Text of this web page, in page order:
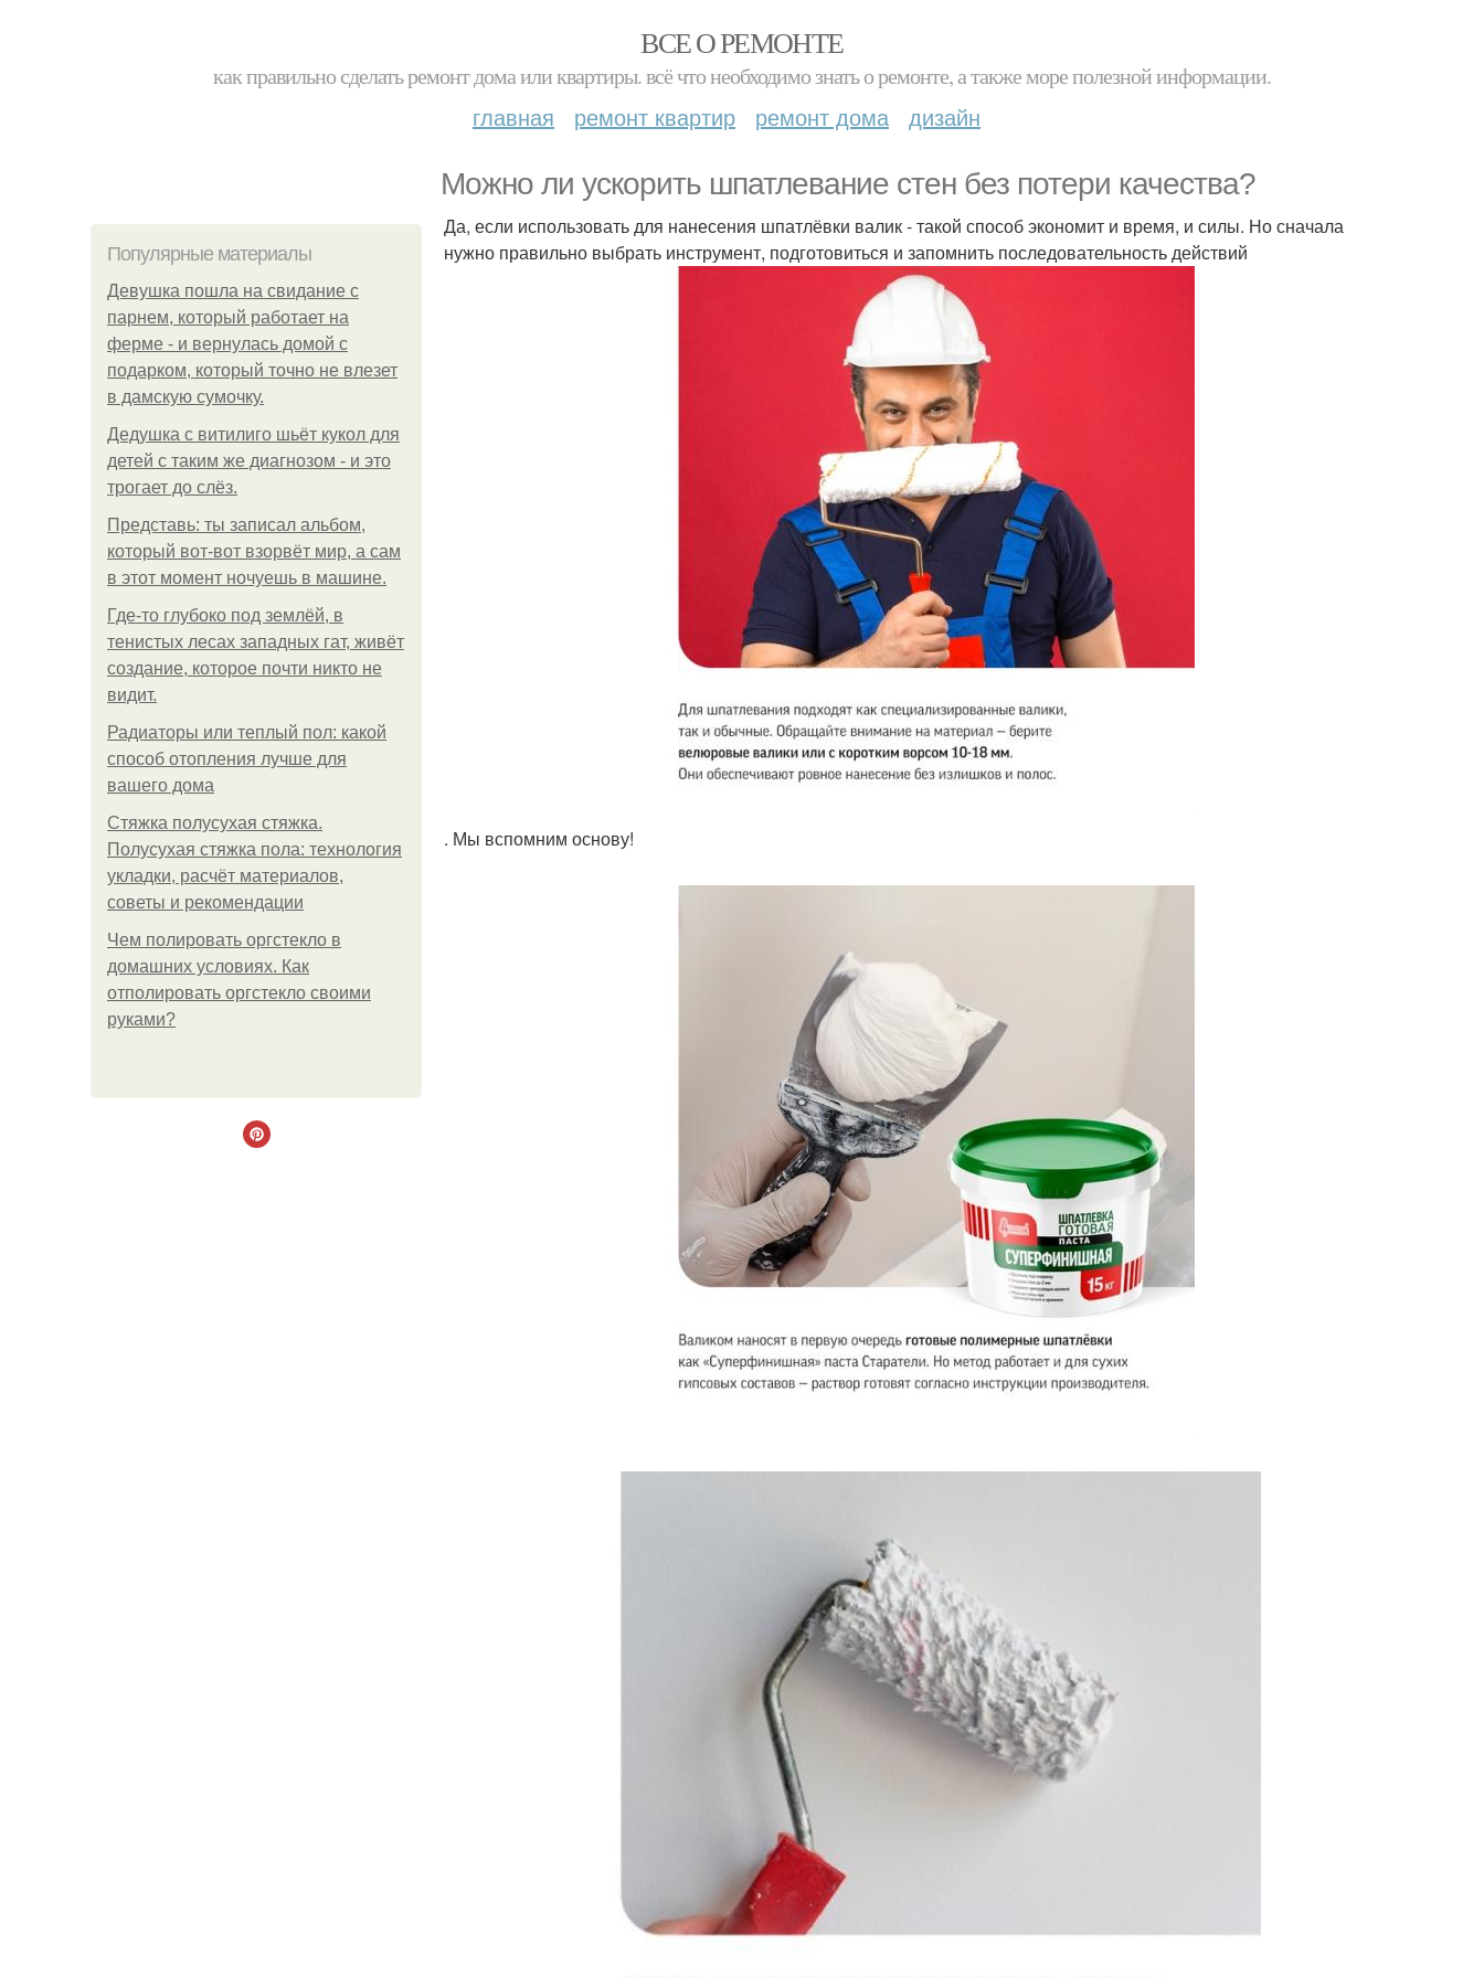
ВСЕ О РЕМОНТЕ
как правильно сделать ремонт дома или квартиры. всё что необходимо знать о ремонте, а также море полезной информации.
главная ремонт квартир ремонт дома дизайн
Можно ли ускорить шпатлевание стен без потери качества?
Популярные материалы
Девушка пошла на свидание с
парнем, который работает на
ферме - и вернулась домой с
подарком, который точно не влезет
в дамскую сумочку.
Дедушка с витилиго шьёт кукол для
детей с таким же диагнозом - и это
трогает до слёз.
Представь: ты записал альбом,
который вот-вот взорвёт мир, а сам
в этот момент ночуешь в машине.
Где-то глубоко под землёй, в
тенистых лесах западных гат, живёт
создание, которое почти никто не
видит.
Радиаторы или теплый пол: какой
способ отопления лучше для
вашего дома
Стяжка полусухая стяжка.
Полусухая стяжка пола: технология
укладки, расчёт материалов,
советы и рекомендации
Чем полировать оргстекло в
домашних условиях. Как
отполировать оргстекло своими
руками?
Да, если использовать для нанесения шпатлёвки валик - такой способ экономит и время, и силы. Но сначала
нужно правильно выбрать инструмент, подготовиться и запомнить последовательность действий
. Мы вспомним основу!